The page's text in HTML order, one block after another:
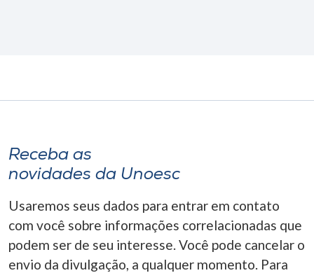
Receba as
novidades da Unoesc
Usaremos seus dados para entrar em contato
com você sobre informações correlacionadas que
podem ser de seu interesse. Você pode cancelar o
envio da divulgação, a qualquer momento. Para